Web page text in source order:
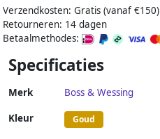
Verzendkosten: Gratis (vanaf €150)
Retourneren: 14 dagen
Betaalmethodes:
Specificaties
Merk Boss & Wessing
Kleur Goud